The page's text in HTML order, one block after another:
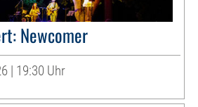
Newcomer
| 19:30 Uhr